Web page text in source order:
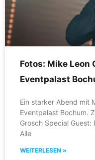
Fotos: Mike Leon
Eventpalast
Ein starker Abend mit
Eventpalast Bochum.
Grosch Special Guest:
Alle
WEITERLESEN »